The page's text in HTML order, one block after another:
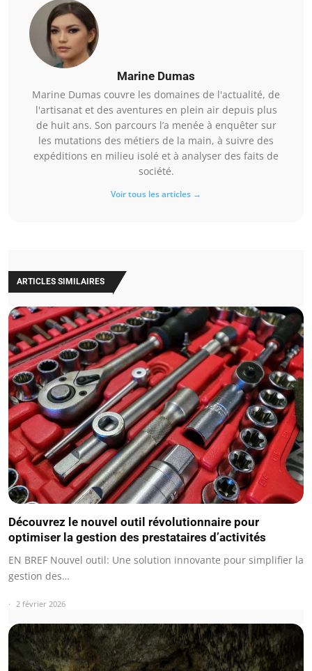
Marine Dumas
Marine Dumas couvre les domaines de l'actualité, de
l'artisanat et des aventures en plein air depuis plus
de huit ans. Son parcours l’a menée à enquêter sur
les mutations des métiers de la main, à suivre des
expéditions en milieu isolé et à analyser des faits de
société.
Voir tous les articles →
ARTICLES SIMILAIRES
Découvrez le nouvel outil révolutionnaire pour
optimiser la gestion des prestataires d’activités
EN BREF Nouvel outil: Une solution innovante pour simplifier la
gestion des…
2 février 2026